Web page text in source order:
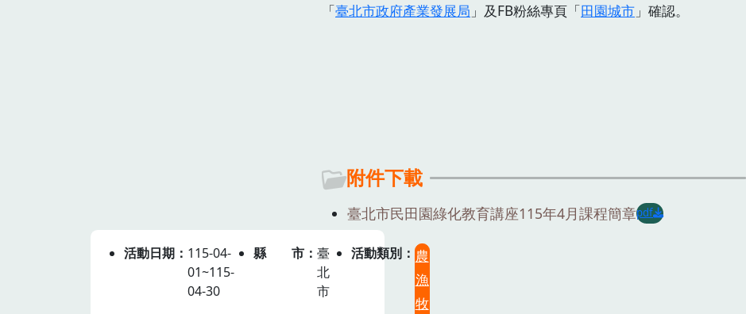
「臺北市政府產業發展局 」及FB粉絲專頁「田園城市 」確認。
附件下載
臺北市民田園綠化教育講座115年4月課程簡章pdf
活動日期
115-04-
01~115-
04-30
縣市
臺
北
市
活動類別
農
漁
牧